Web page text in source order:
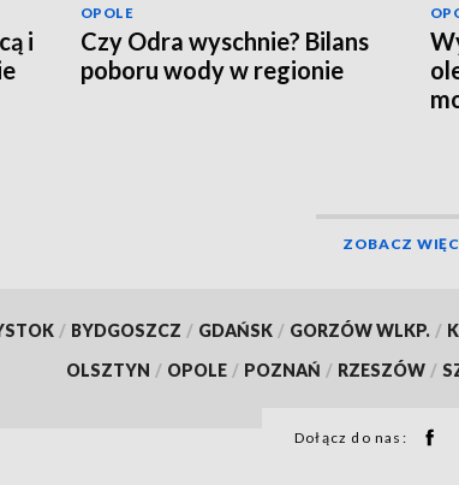
i
OPOLE
Czy Odra wyschnie? Bilans
poboru wody w regionie
ZOBACZ
/ BYDGOSZCZ / GDAŃSK / GORZÓW WLKP. /
OLSZTYN / OPOLE / POZNAŃ / RZESZÓW /
Dołącz do nas: